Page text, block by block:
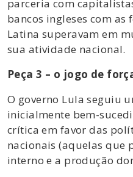
parceria com
bancos ingleses com as
Latina superavam em
sua atividade nacional.
Peça 3 – o jogo de
O governo Lula seguiu
inicialmente bem-
crítica em favor das
nacionais (aquelas que
interno e a produção